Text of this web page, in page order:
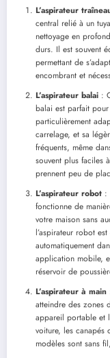
L’aspirateur
central relié à un
nettoyage en
durs. Il est souvent
permettant de
encombrant et
L’aspirateur balai :
balai est parfait
particulièrement
carrelage, et sa
fréquents, même
souvent plus faciles
prennent peu de
L’aspirateur robot :
fonctionne de
votre maison sans
l’aspirateur robot
automatiquement
application mobile,
réservoir de
L’aspirateur à main
atteindre des zones
appareil portable et
voiture, les canapés
modèles sont sans